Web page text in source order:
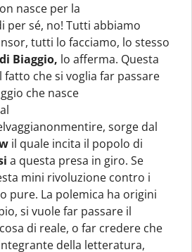
nasce per la
per sé, no! Tutti abbiamo
tutti lo facciamo, lo stesso
Biaggio, lo afferma. Questa
fatto che si voglia far passare
che nasce
sorge dal
il quale incita il popolo di
a questa presa in giro. Se
mini rivoluzione contro i
pure. La polemica ha origini
si vuole far passare il
di reale, o far credere che
della letteratura,